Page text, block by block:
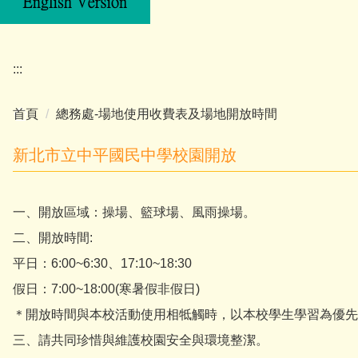
:::
首頁 總務處-場地使用收費表及場地開放時間
新北市立中平國民中學校園開放
一、開放區域：操場、籃球場、風雨操場。
二、開放時間:
平日：6:00~6:30、17:10~18:30
假日：7:00~18:00(寒暑假非假日)
＊開放時間與本校活動使用相牴觸時，以本校學生學習為優
三、請共同珍惜與維護校園安全與環境整潔。